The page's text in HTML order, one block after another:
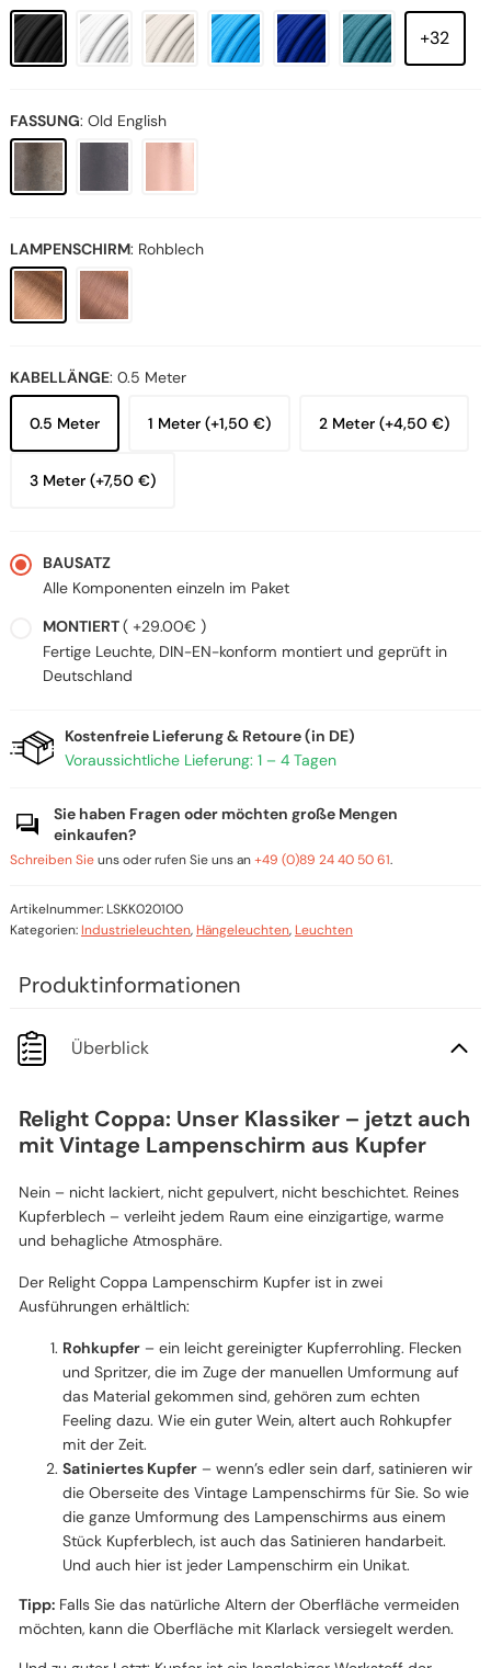
+32
FASSUNG: Old English
LAMPENSCHIRM: Rohblech
KABELLÄNGE: 0.5 Meter
0.5 Meter 1 Meter (+1,50 €) 2 Meter (+4,50 €)
3 Meter (+7,50 €)
BAUSATZ
Alle Komponenten einzeln im Paket
MONTIERT( +29.00€ )
Fertige Leuchte, DIN-EN-konform montiert und geprüft in
Deutschland
Kostenfreie Lieferung & Retoure (in DE)
Voraussichtliche Lieferung: 1 – 4 Tagen
Sie haben Fragen oder möchten große Mengen
einkaufen?
Schreiben Sieuns oder rufen Sie uns an+49 (0)89 24 40 50 61.
Artikelnummer: LSKK020100
Kategorien: Industrieleuchten, Hängeleuchten, Leuchten
Überblick
Relight Coppa: Unser Klassiker – jetzt auch
mit Vintage Lampenschirm aus Kupfer
Nein – nicht lackiert, nicht gepulvert, nicht beschichtet. Reines
Kupferblech – verleiht jedem Raum eine einzigartige, warme
und behagliche Atmosphäre.
Der Relight Coppa Lampenschirm Kupfer ist in zwei
Ausführungen erhältlich:
Rohkupfer– ein leicht gereinigter Kupferrohling. Flecken
und Spritzer, die im Zuge der manuellen Umformung auf
das Material gekommen sind, gehören zum echten
Feeling dazu. Wie ein guter Wein, altert auch Rohkupfer
mit der Zeit.
Satiniertes Kupfer– wenn’s edler sein darf, satinieren wir
die Oberseite des Vintage Lampenschirms für Sie. So wie
die ganze Umformung des Lampenschirms aus einem
Stück Kupferblech, ist auch das Satinieren handarbeit.
Und auch hier ist jeder Lampenschirm ein Unikat.
Tipp:Falls Sie das natürliche Altern der Oberfläche vermeiden
möchten, kann die Oberfläche mit Klarlack versiegelt werden.